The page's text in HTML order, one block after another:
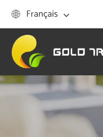
 Français